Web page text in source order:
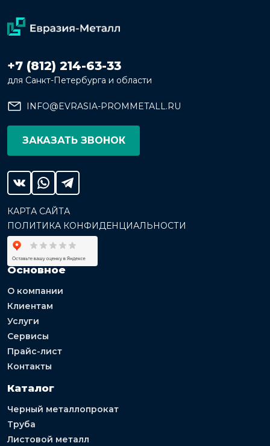
+7 (812) 214-63-33
для Санкт-Петербурга и области
INFO@EVRASIA-PROMMETALL.RU
ЗАКАЗАТЬ ЗВОНОК
КАРТА САЙТА
ПОЛИТИКА КОНФИДЕНЦИАЛЬНОСТИ
Основное
О компании
Клиентам
Услуги
Сервисы
Прайс-лист
Контакты
Каталог
Черный металлопрокат
Труба
Листовой металл